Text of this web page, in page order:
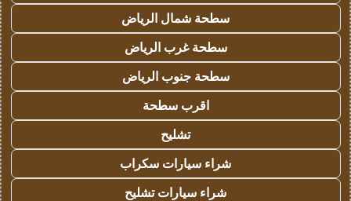
سطحة شمال الرياض
سطحة غرب الرياض
سطحة جنوب الرياض
اقرب سطحة
تشليح
شراء سيارات سكراب
شراء سيارات تشليح